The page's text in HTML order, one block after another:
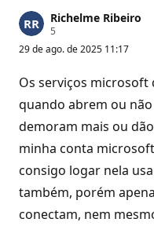
Richelme Ribeiro
5
n
o
s
d
e
r
p
t
ç
o
29 de ago. de 2025 11:17
Os serviços
quando abrem ou
demoram mais ou
minha conta
consigo logar nela
também, porém
conectam, nem